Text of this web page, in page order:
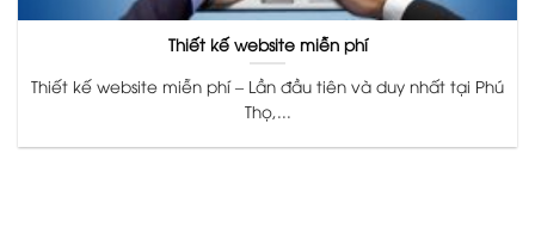
Thiết kế website miễn phí
Thiết kế website miễn phí – Lần đầu tiên và duy nhất tại Phú
Thọ,...